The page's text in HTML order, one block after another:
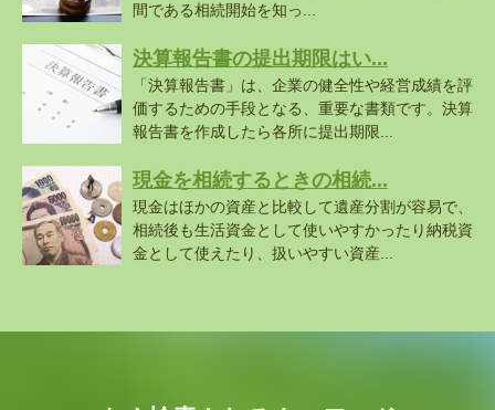
間である相続開始を知っ...
決算報告書の提出期限はい...
「決算報告書」は、企業の健全性や経営成績を評
価するための手段となる、重要な書類です。決算
報告書を作成したら各所に提出期限...
現金を相続するときの相続...
現金はほかの資産と比較して遺産分割が容易で、
相続後も生活資金として使いやすかったり納税資
金として使えたり、扱いやすい資産...